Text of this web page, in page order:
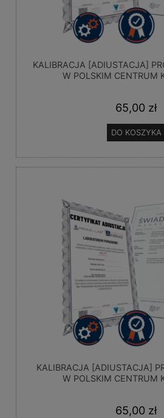
KALIBRACJA [ADIUSTACJA]
W POLSKIM CENTRUM
65,00 zł
DO KOSZYKA
KALIBRACJA [ADIUSTACJA]
W POLSKIM CENTRUM
65,00 zł